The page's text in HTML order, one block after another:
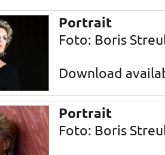
Portrait
Foto: Boris
Download
Portrait
Foto: Boris